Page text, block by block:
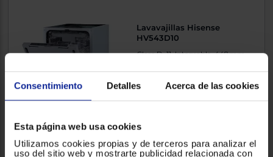
Consentimiento Detalles Acerca de las cookies
Esta página web usa cookies
Utilizamos cookies propias y de terceros para analizar el
uso del sitio web y mostrarte publicidad relacionada con
Lavavajillas Hisense
HV543D10
Clase D, 11, Integrable, 448mm,